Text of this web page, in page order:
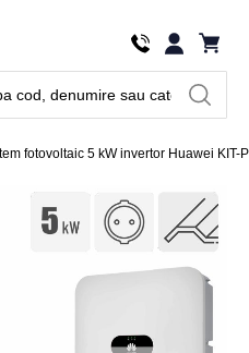
fotovoltaic 5 kW invertor Huawei